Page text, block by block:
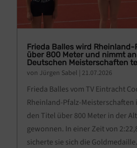
Frieda Balles wird
über 800 Meter und nimmt
Deutschen Meisterschaften
von Jürgen Sabel | 21.07.2026
Frieda Balles vom TV Eintracht
Rheinland-Pfalz-Meisterschaften
den Titel über 800 Meter in der
gewonnen. In einer Zeit von
sicherte sie sich die